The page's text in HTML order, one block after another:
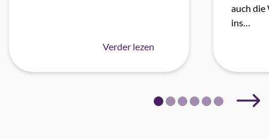
Verder lezen
auch
ins…